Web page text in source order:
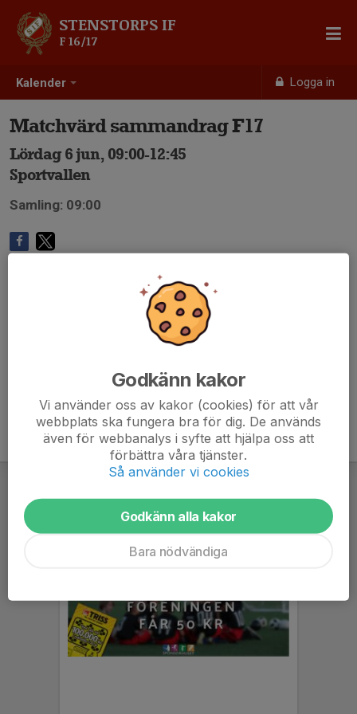
Kalender Logga in
STENSTORPS IF
F 16/17
Matchvärd sammandrag F17
Lördag 6 jun, 09:00-12:45
Sportvallen
Samling: 09:00
Godkänn kakor
Vi använder oss av kakor (cookies) för att vår
webbplats ska fungera bra för dig. De används
även för webbanalys i syfte att hjälpa oss att
förbättra våra tjänster.
Så använder vi cookies
Godkänn alla kakor
Bara nödvändiga